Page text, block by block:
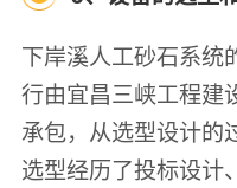
下岸溪人工砂石系统
行由宜昌三峡工程建
承包，从选型设计的
选型经历了投标设计